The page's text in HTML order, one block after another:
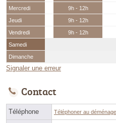
Mercredi
9h - 12h
Jeudi
9h - 12h
Vendredi
9h - 12h
Samedi
Dimanche
Signaler une erreur
Contact
Téléphone Téléphoner au